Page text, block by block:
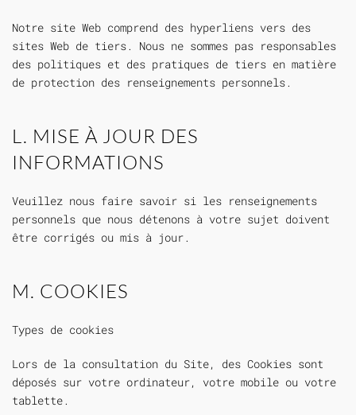
Notre site Web comprend des hyperliens vers des
sites Web de tiers. Nous ne sommes pas responsables
des politiques et des pratiques de tiers en matière
de protection des renseignements personnels.
L. MISE À JOUR DES
INFORMATIONS
Veuillez nous faire savoir si les renseignements
personnels que nous détenons à votre sujet doivent
être corrigés ou mis à jour.
M. COOKIES
Types de cookies
Lors de la consultation du Site, des Cookies sont
déposés sur votre ordinateur, votre mobile ou votre
tablette.